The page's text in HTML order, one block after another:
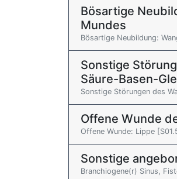
Bösartige
Mundes
Bösartige Neubildung:
Sonstige
Säure-Basen-
Sonstige Störungen des
Offene Wunde
Offene Wunde: Lippe
Sonstige
Branchiogene(r) Sinus,